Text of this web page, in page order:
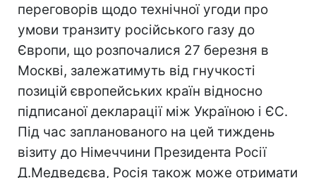
переговорів щодо технічної угоди про
умови транзиту російського газу до
Європи, що розпочалися 27 березня в
Москві, залежатимуть від гнучкості
позицій європейських країн відносно
підписаної декларації між Україною і ЄС.
Під час запланованого на цей тиждень
візиту до Німеччини Президента Росії
Д.Медведєва, Росія також може отримати